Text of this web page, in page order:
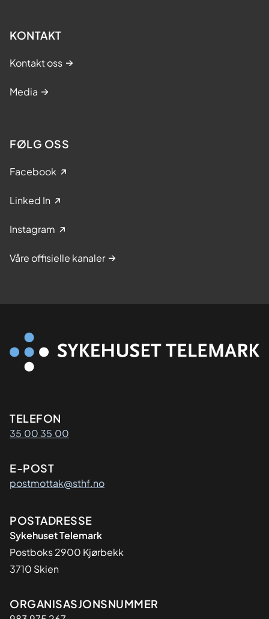
KONTAKT
Kontakt oss
Media
FØLG OSS
Facebook
Linked In
Instagram
Våre offisielle kanaler
Kontaktinformasjon
TELEFON
35 00 35 00
E-POST
postmottak@sthf.no
Adresse
POSTADRESSE
Sykehuset Telemark
Postboks 2900 Kjørbekk
3710 Skien
Organisasjon
ORGANISASJONSNUMMER